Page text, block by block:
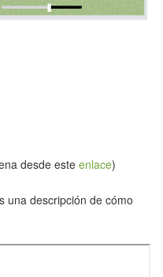
desde este enlace)
una descripción de cómo